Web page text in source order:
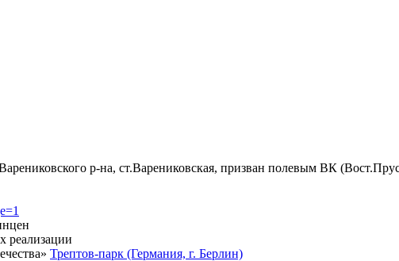
р-на, ст.Варениковская, призван полевым ВК
реализации
Трептов-парк (Германия, г. Берлин)